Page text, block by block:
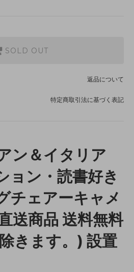
SOLD OUT
返品について
特定商取引法に基づく表記
ン＆イタリア
ン・読書好き
チェアーキャメ
送商品 送料無料
きます。) 設置